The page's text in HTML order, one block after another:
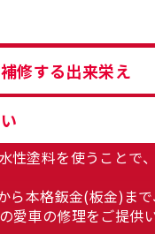
修する出来栄え
性塗料を使うことで
ら本格鈑金(板金)ま
愛車の修理をご提供